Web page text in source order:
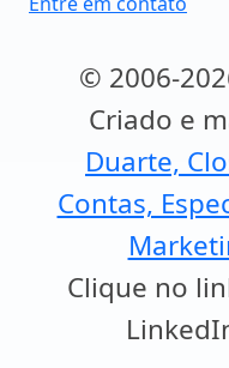
© 2006-
Criado e
Duarte,
Contas,
Clique no